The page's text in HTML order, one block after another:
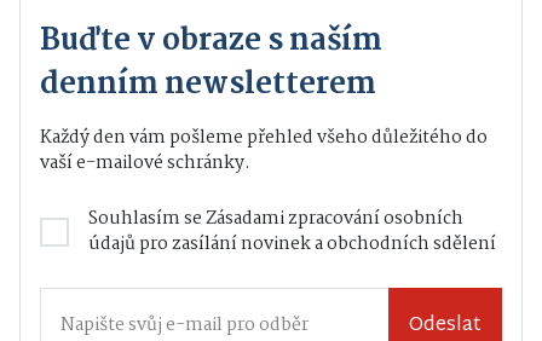
Buďte v obraze s naším
denním newsletterem
Každý den vám pošleme přehled všeho důležitého do
vaší e-mailové schránky.
Souhlasím seZásadami zpracování osobních
údajůpro zasílání novinek a obchodních sdělení
Odeslat